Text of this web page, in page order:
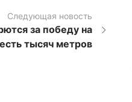
Следующая новость
за победу на
тысяч метров